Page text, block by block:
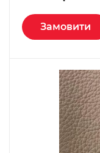
Замовити